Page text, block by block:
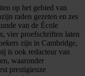
op het gebied van
raden gezeten en zes
van de École
vier proefschriften laten
zijn in Cambridge,
is ook redacteur van
waaronder
prestigieuze